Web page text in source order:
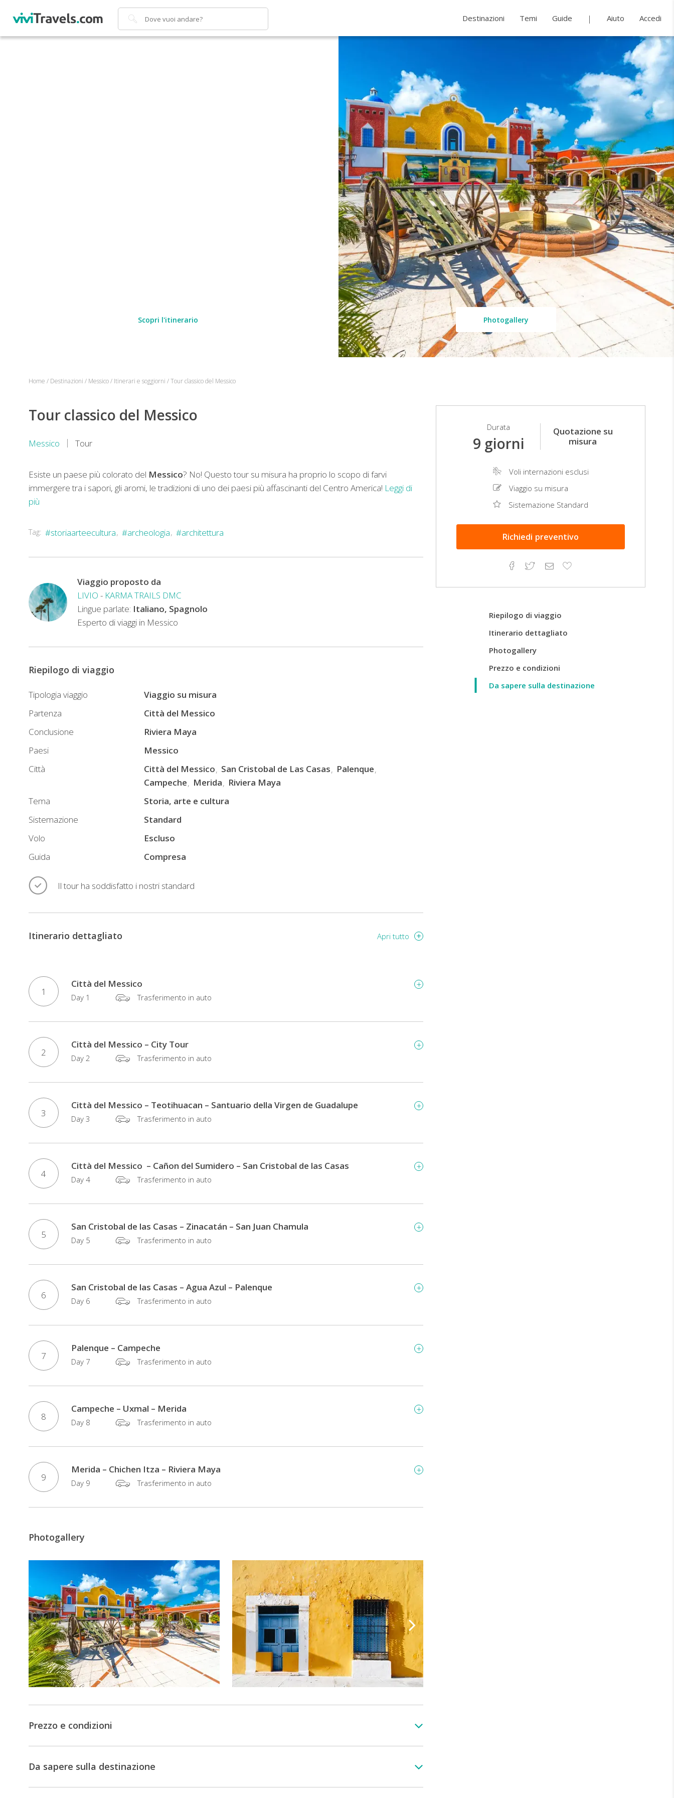
Cerca Destinazioni Temi Guide Aiuto Accedi
Scopri l'itinerario Photogallery
Home / Destinazioni / Messico/ Itinerari e soggiorni /Tour classico del Messico
Tour classico del Messico
Messico Tour
Esiste un paese più colorato del Messico? No! Questo tour su misura ha proprio lo scopo di farvi
immergere tra i sapori, gli aromi, le tradizioni di uno dei paesi più affascinanti del Centro America! Leggi di
più
Vi
camminare
le
strade
delle
dove
architetture
ricordano
lo
stile
a
Cristobal
de
Casas,
Campeche
Merida.
esplorare
quartiere
vecchio
di
Messico,
lo
Zocalo,
per
poi
andare
a
tempo
fino
all'antichità
e
alla
civiltà
Maya,
piramidi
di
Chichen
Itza,
Uxmal,
Palenque
e
per
concludere
il
vostro
dopo
full
riposerete
sulle
calde
spiagge
della
Riviera
Maya.
Tag: #storiaarteecultura #archeologia #architettura
Viaggio proposto da
LIVIO - KARMA TRAILS DMC
Lingue parlate: Italiano, Spagnolo
Esperto di viaggi in Messico
Riepilogo di viaggio
Tipologia viaggio
Viaggio su misura
Partenza
Città del Messico
Conclusione
Riviera Maya
Paesi
Messico
Città
Città del Messico San Cristobal de Las Casas
Palenque
Campeche
Merida
Riviera Maya
Tema
Storia, arte e cultura
Sistemazione
Standard
Volo
Escluso
Guida
Compresa
Il tour ha soddisfatto i nostri standard
Itinerario dettagliato Apri tutto
1
Città del Messico
Day 1 Trasferimento in auto
2
Città del Messico – City Tour
Day 2 Trasferimento in auto
3
Città del Messico – Teotihuacan – Santuario della Virgen de Guadalupe
Day 3 Trasferimento in auto
4
Città del Messico – Cañon del Sumidero – San Cristobal de las Casas
Day 4 Trasferimento in auto
5
San Cristobal de las Casas – Zinacatán – San Juan Chamula
Day 5 Trasferimento in auto
6
San Cristobal de las Casas – Agua Azul – Palenque
Day 6 Trasferimento in auto
7
Palenque – Campeche
Day 7 Trasferimento in auto
8
Campeche – Uxmal – Merida
Day 8 Trasferimento in auto
9
Merida – Chichen Itza – Riviera Maya
Day 9 Trasferimento in auto
Photogallery
Prezzo e condizioni
Da sapere sulla destinazione
Durata
9 giorni
Quotazione su
misura
Voli internazioni esclusi
Viaggio su misura
Sistemazione Standard
Richiedi preventivo
Facebook
TwitterEmailAggiungi
Riepilogo di viaggio
Itinerario dettagliato
Photogallery
Prezzo e condizioni
Da sapere sulla destinazione